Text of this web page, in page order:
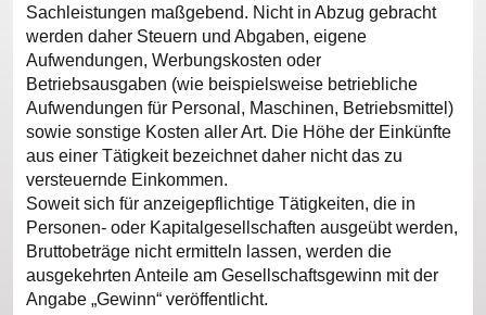
Sachleistungen maßgebend. Nicht in Abzug gebracht
werden daher Steuern und Abgaben, eigene
Aufwendungen, Werbungskosten oder
Betriebsausgaben (wie beispielsweise betriebliche
Aufwendungen für Personal, Maschinen, Betriebsmittel)
sowie sonstige Kosten aller Art. Die Höhe der Einkünfte
aus einer Tätigkeit bezeichnet daher nicht das zu
versteuernde Einkommen.
Soweit sich für anzeigepflichtige Tätigkeiten, die in
Personen- oder Kapitalgesellschaften ausgeübt werden,
Bruttobeträge nicht ermitteln lassen, werden die
ausgekehrten Anteile am Gesellschaftsgewinn mit der
Angabe „Gewinn“ veröffentlicht.